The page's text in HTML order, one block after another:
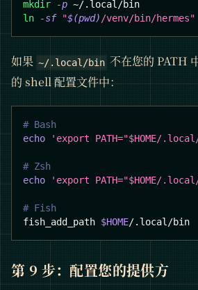
mkdir -p ~/.local/bin
ln
-sf "$(pwd) /venv/bin/hermes"
如果 ~/.local/bin 不在您的 PATH
的 shell 配置文件中：
# Bash
echo
'export PATH="$HOME/
# Zsh
echo
'export PATH="$HOME/
# Fish
fish_add_path $HOME/.local/bin
第 9 步：配置您的提供方